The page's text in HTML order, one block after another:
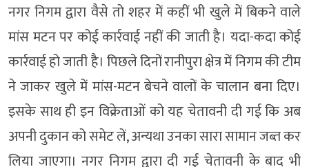
नगर निगम द्वारा वैसे तो शहर में कहीं भी खुले में बिकने वाले
मांस मटन पर कोई कार्रवाई नहीं की जाती है। यदा-कदा कोई
कार्रवाई हो जाती है। पिछले दिनों रानीपुरा क्षेत्र में निगम की टीम
ने जाकर खुले में मांस-मटन बेचने वालों के चालान बना दिए।
इसके साथ ही इन विक्रेताओं को यह चेतावनी दी गई कि अब
अपनी दुकान को समेट लें, अन्यथा उनका सारा सामान जब्त कर
लिया जाएगा। नगर निगम द्वारा दी गई चेतावनी के बाद भी